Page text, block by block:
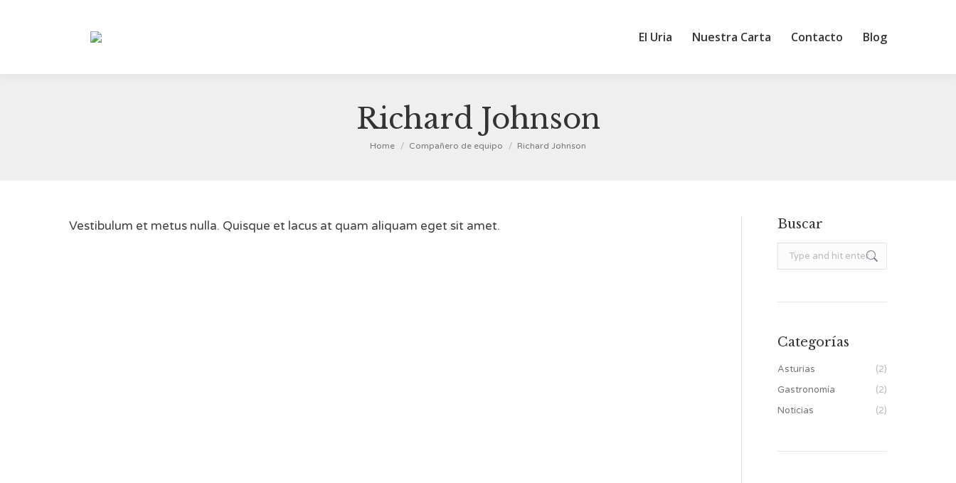
El Uria Nuestra Carta Contacto Blog
Richard Johnson
You are here:
Home Compañero de equipo Richard Johnson
Vestibulum et metus nulla. Quisque et lacus at quam aliquam eget sit amet. Buscar
Search:
Categorías
Asturias
(2)
Gastronomía
(2)
Noticias
(2)